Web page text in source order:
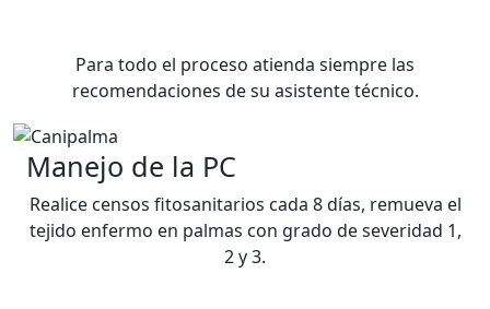
Para todo el proceso atienda siempre las
recomendaciones de su asistente técnico.
Manejo de la PC
Realice censos fitosanitarios cada 8 días, remueva el
tejido enfermo en palmas con grado de severidad 1,
2 y 3.